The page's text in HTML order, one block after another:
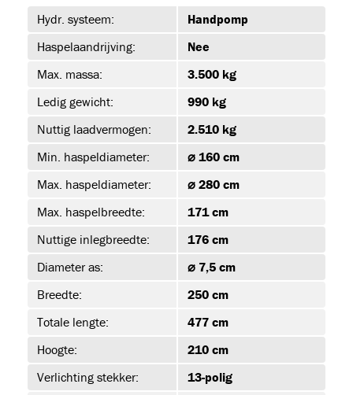
Hydr. systeem:
Handpomp
Haspelaandrijving:
Nee
Max. massa:
3.500 kg
Ledig gewicht:
990 kg
Nuttig laadvermogen:
2.510 kg
Min. haspeldiameter:
⌀ 160 cm
Max. haspeldiameter:
⌀ 280 cm
Max. haspelbreedte:
171 cm
Nuttige inlegbreedte:
176 cm
Diameter as:
⌀ 7,5 cm
Breedte:
250 cm
Totale lengte:
477 cm
Hoogte:
210 cm
Verlichting stekker:
13-polig